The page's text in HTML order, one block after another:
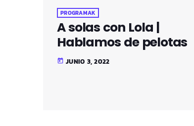
PROGRAMAK
A solas con Lola |
Hablamos de pelotas
today JUNIO 3, 2022